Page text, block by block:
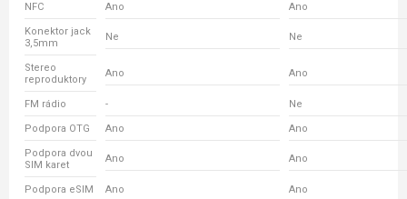
NFC Ano Ano
Konektor jack
3,5mm
Ne Ne
Stereo
reproduktory
Ano Ano
FM rádio - Ne
Podpora OTG Ano Ano
Podpora dvou
SIM karet
Ano Ano
Podpora eSIM Ano Ano